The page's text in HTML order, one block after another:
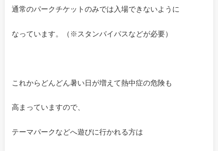
通常のパークチケットのみでは入場できないように
なっています。（※スタンバイパスなどが必要）
これからどんどん暑い日が増えて熱中症の危険も
高まっていますので、
テーマパークなどへ遊びに行かれる方は